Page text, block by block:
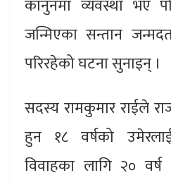
कानुनमा व्यवस्था भए
जन्मिएका सन्तान
परिरहेको घटना सुनाइन् ।
सदस्य रामकुमार राईले
हुन १८ वर्षको
विवाहका लागि २०